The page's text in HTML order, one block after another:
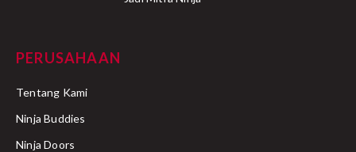
PERUSAHAAN
Tentang Kami
Ninja Buddies
Ninja Doors